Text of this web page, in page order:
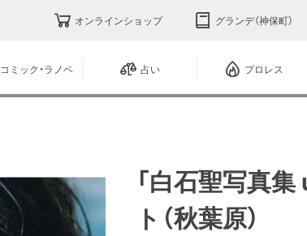
オンラインショップ グランデ（神保町）
コミック・ラノベ 占い プロレス
「白石聖写真
ト（秋葉原）